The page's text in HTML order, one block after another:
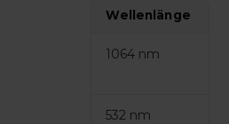
Wellenlänge
1064 nm
532 nm